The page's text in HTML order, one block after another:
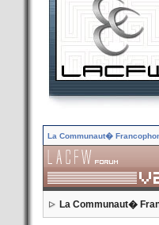
La Communaut�
La Communaut�